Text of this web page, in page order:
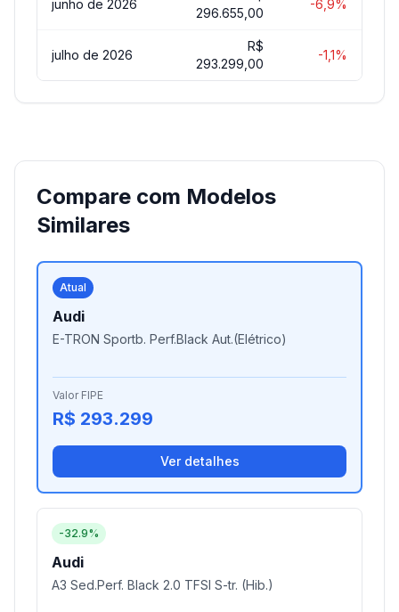
junho de 2026
296.655,00
-6,9%
julho de 2026
R$
293.299,00
-1,1%
Compare com Modelos
Similares
Atual
Audi
E-TRON Sportb. Perf.Black Aut.(Elétrico)
Valor FIPE
R$ 293.299
Ver detalhes
-32.9%
Audi
A3 Sed.Perf. Black 2.0 TFSI S-tr. (Hib.)